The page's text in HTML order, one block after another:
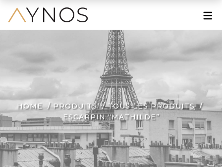
Le Mot de la Fondatrice
Une Marque Engagée
HOME PRODUITS
TOUS LES PRODUITS
ESCARPIN “MATHILDE”